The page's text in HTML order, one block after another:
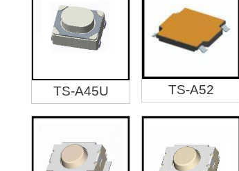
TS-A45U TS-A52